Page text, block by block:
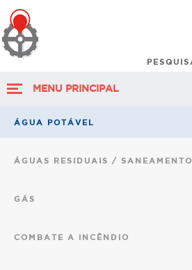
MENU PRINCIPAL
ÁGUA POTÁVEL
ÁGUAS RESIDUAIS / SANEAMENTO
GÁS
COMBATE A INCÊNDIO